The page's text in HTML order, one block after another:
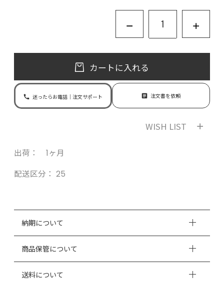
カートに入れる
迷ったらお電話｜注文サポート 注文書を依頼
WISH LIST
出荷： 1ヶ月
配送区分： 25
納期について
商品保管について
送料について